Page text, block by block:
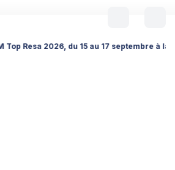
2026, du 15 au 17 septembre à la Porte